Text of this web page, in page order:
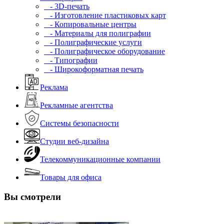
- 3D-печать
- Изготовление пластиковых карт
- Копировальные центры
- Материалы для полиграфии
- Полиграфические услуги
- Полиграфическое оборудование
- Типографии
- Широкоформатная печать
Реклама
Рекламные агентства
Системы безопасности
Студии веб-дизайна
Телекоммуникационные компании
Товары для офиса
Вы смотрели